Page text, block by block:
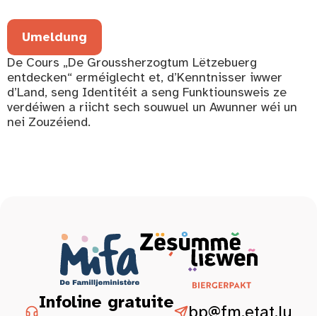
Umeldung
De Cours „De Groussherzogtum Lëtzebuerg
entdecken“ erméiglecht et, d’Kenntnisser iwwer
d’Land, seng Identitéit a seng Funktiounsweis ze
verdéiwen a riicht sech souwuel un Awunner wéi un
nei Zouzéiend.
Infoline gratuite